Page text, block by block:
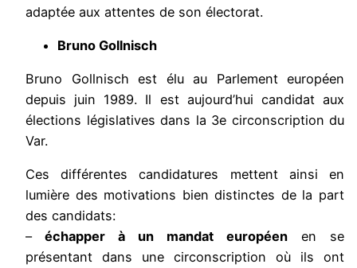
adaptée aux attentes de son électorat.
Bruno Gollnisch
Bruno Gollnisch est élu au Parlement européen
depuis juin 1989. Il est aujourd’hui candidat aux
élections législatives dans la 3e circonscription du
Var.
Ces différentes candidatures mettent ainsi en
lumière des motivations bien distinctes de la part
des candidats:
– échapper à un mandat européen en se
présentant dans une circonscription où ils ont